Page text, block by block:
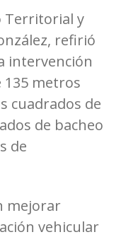
Territorial y
refirió
intervención
135 metros
cuadrados de
de bacheo
de
mejorar
vehicular